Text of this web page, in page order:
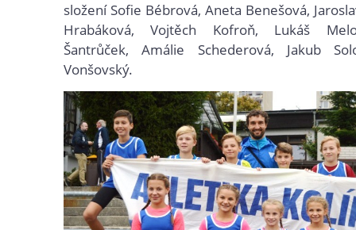
složení Sofie Bébrová, Aneta Benešová,
Hrabáková, Vojtěch Kofroň, Lukáš
Šantrůček, Amálie Schederová, Jakub
Vonšovský.